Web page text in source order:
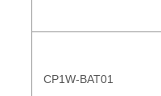
CP1W-BAT01